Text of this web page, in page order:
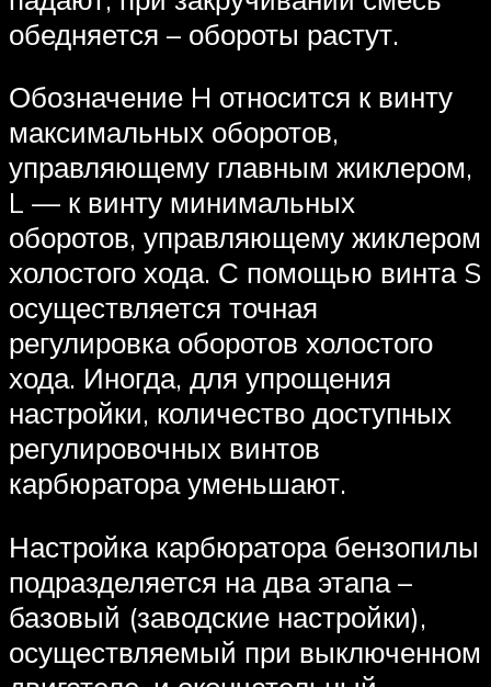
обедняется – обороты растут.
Обозначение H относится к винту
максимальных оборотов,
управляющему главным жиклером,
L — к винту минимальных
оборотов, управляющему жиклером
холостого хода. С помощью винта S
осуществляется точная
регулировка оборотов холостого
хода. Иногда, для упрощения
настройки, количество доступных
регулировочных винтов
карбюратора уменьшают.
Настройка карбюратора бензопилы
подразделяется на два этапа –
базовый (заводские настройки),
осуществляемый при выключенном